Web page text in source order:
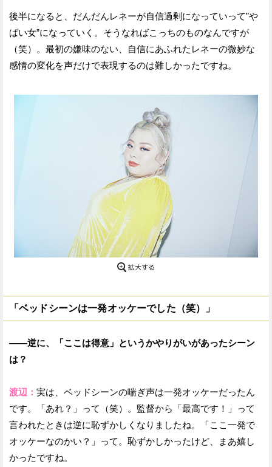
後半になると、だんだんレネーが自信過剰になっていって”や
ばい女”になっていく。そうなればこっちのものなんですが
（笑）。最初の嫌味のない、自信にあふれたレネーの微妙な
感情の変化を声だけで表現するのは難しかったですね。
「ベッドシーンは一発オッケーでした（笑）」
——逆に、「ここは得意」というかやりがいがあったシーン
は？
渡辺： 実は、ベッドシーンの喘ぎ声は一発オッケーだったん
です。「あれ？」って（笑）。監督から「最高です！」って
言われたときは逆に恥ずかしくなりましたね。「ここ一発で
オッケーなのかい？」って。恥ずかしかったけど、まあ嬉し
かったですね。